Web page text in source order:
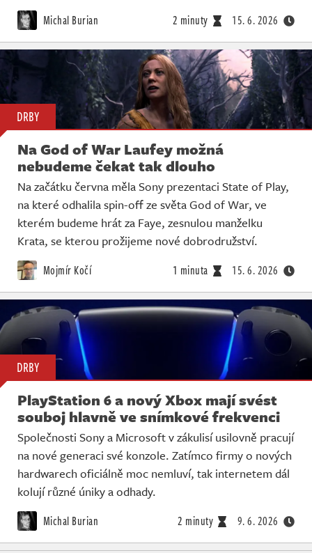
Michal Burian 2 minuty 15. 6. 2026
DRBY
Na God of War Laufey možná
nebudeme čekat tak dlouho
Na začátku června měla Sony prezentaci State of Play,
na které odhalila spin-off ze světa God of War, ve
kterém budeme hrát za Faye, zesnulou manželku
Krata, se kterou prožijeme nové dobrodružství.
Mojmír Kočí 1 minuta 15. 6. 2026
DRBY
PlayStation 6 a nový Xbox mají svést
souboj hlavně ve snímkové frekvenci
Společnosti Sony a Microsoft v zákulisí usilovně pracují
na nové generaci své konzole. Zatímco firmy o nových
hardwarech oficiálně moc nemluví, tak internetem dál
kolují různé úniky a odhady.
Michal Burian 2 minuty 9. 6. 2026